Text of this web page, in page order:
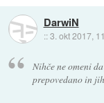
DarwiN
::3. okt 2017,
Nihče ne omeni
prepovedano in